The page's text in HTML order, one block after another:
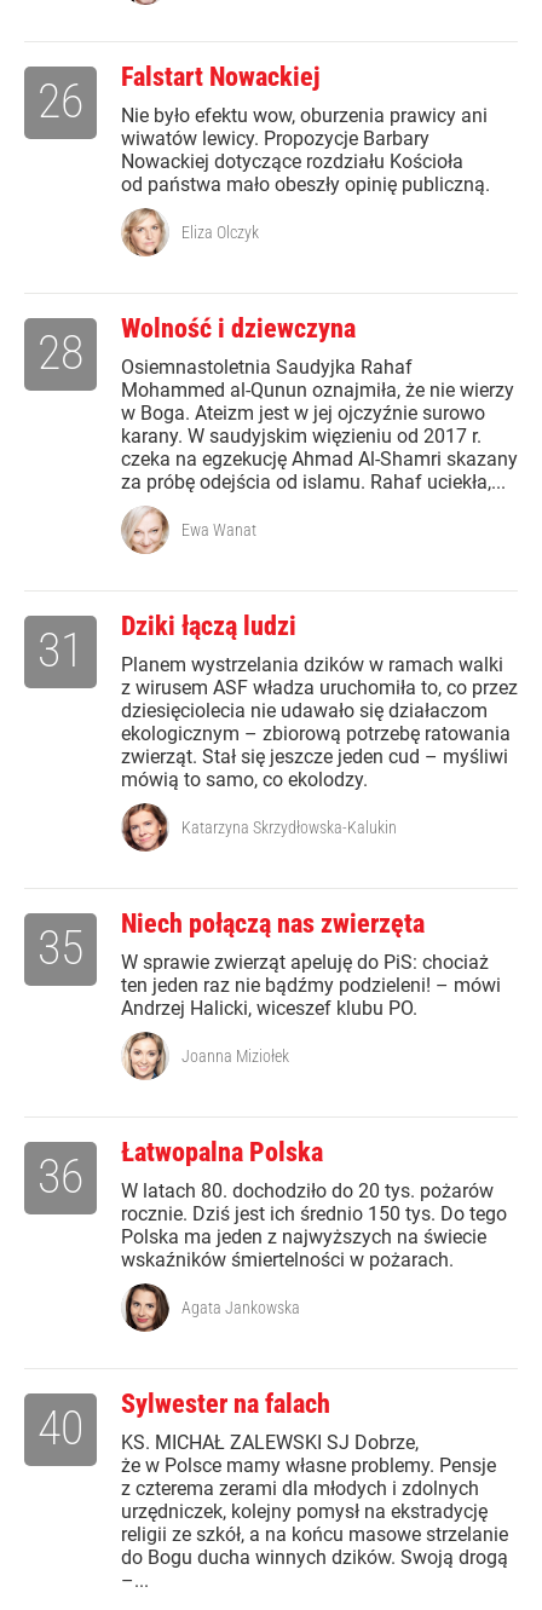
Falstart Nowackiej
Nie było efektu wow, oburzenia prawicy ani
wiwatów lewicy. Propozycje Barbary
Nowackiej dotyczące rozdziału Kościoła
od państwa mało obeszły opinię publiczną.
26
Eliza Olczyk
Wolność i dziewczyna
Osiemnastoletnia Saudyjka Rahaf
Mohammed al-Qunun oznajmiła, że nie wierzy
w Boga. Ateizm jest w jej ojczyźnie surowo
karany. W saudyjskim więzieniu od 2017 r.
czeka na egzekucję Ahmad Al-Shamri skazany
za próbę odejścia od islamu. Rahaf uciekła,...
28
Ewa Wanat
Dziki łączą ludzi
Planem wystrzelania dzików w ramach walki
z wirusem ASF władza uruchomiła to, co przez
dziesięciolecia nie udawało się działaczom
ekologicznym – zbiorową potrzebę ratowania
zwierząt. Stał się jeszcze jeden cud – myśliwi
mówią to samo, co ekolodzy.
31
Katarzyna Skrzydłowska-Kalukin
Niech połączą nas zwierzęta
W sprawie zwierząt apeluję do PiS: chociaż
ten jeden raz nie bądźmy podzieleni! – mówi
Andrzej Halicki, wiceszef klubu PO.
35
Joanna Miziołek
Łatwopalna Polska
W latach 80. dochodziło do 20 tys. pożarów
rocznie. Dziś jest ich średnio 150 tys. Do tego
Polska ma jeden z najwyższych na świecie
wskaźników śmiertelności w pożarach.
36
Agata Jankowska
Sylwester na falach
KS. MICHAŁ ZALEWSKI SJ Dobrze,
że w Polsce mamy własne problemy. Pensje
z czterema zerami dla młodych i zdolnych
urzędniczek, kolejny pomysł na ekstradycję
religii ze szkół, a na końcu masowe strzelanie
do Bogu ducha winnych dzików. Swoją drogą
–...
40